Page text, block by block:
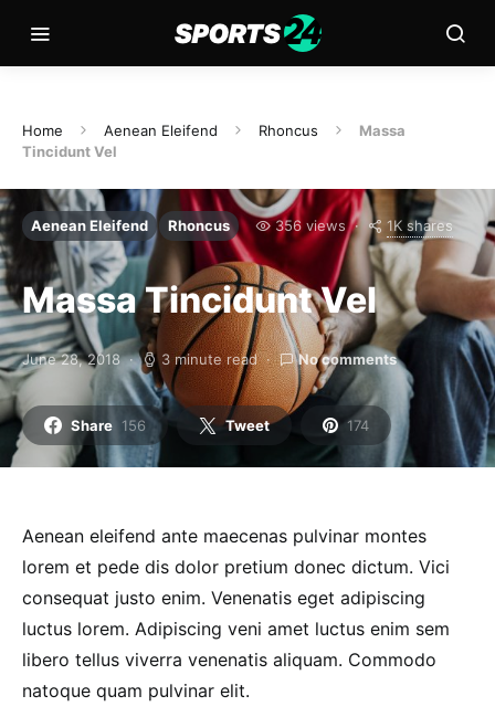
Home Aenean Eleifend Rhoncus
Massa
Tincidunt Vel
Aenean Eleifend Rhoncus 356 views 1K shares
Massa Tincidunt Vel
June 28, 2018 3 minute read No comments
Share 156 Tweet 174
Aenean eleifend ante maecenas pulvinar montes
lorem et pede dis dolor pretium donec dictum. Vici
consequat justo enim. Venenatis eget adipiscing
luctus lorem. Adipiscing veni amet luctus enim sem
libero tellus viverra venenatis aliquam. Commodo
natoque quam pulvinar elit.